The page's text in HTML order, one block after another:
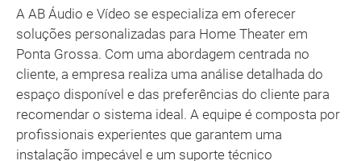
A AB Áudio e Vídeo se especializa em oferecer
soluções personalizadas para Home Theater em
Ponta Grossa. Com uma abordagem centrada no
cliente, a empresa realiza uma análise detalhada do
espaço disponível e das preferências do cliente para
recomendar o sistema ideal. A equipe é composta por
profissionais experientes que garantem uma
instalação impecável e um suporte técnico